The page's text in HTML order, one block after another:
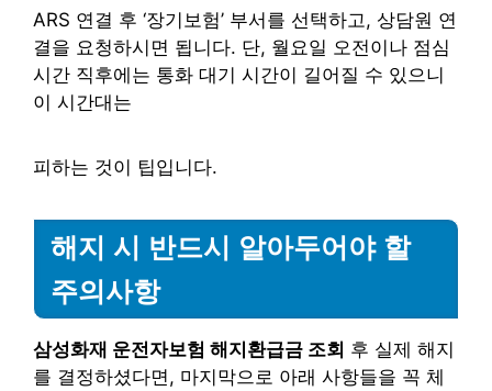
ARS 연결 후 ‘장기보험’ 부서를 선택하고, 상담원 연
결을 요청하시면 됩니다. 단, 월요일 오전이나 점심
시간 직후에는 통화 대기 시간이 길어질 수 있으니
이 시간대는
피하는 것이 팁입니다.
해지 시 반드시 알아두어야 할
주의사항
삼성화재 운전자보험 해지환급금 조회 후 실제 해지
를 결정하셨다면, 마지막으로 아래 사항들을 꼭 체